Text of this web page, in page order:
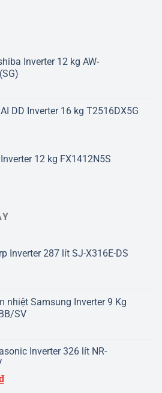
Inverter 12 kg AW-
DD Inverter 16 kg T2516DX5G
12 kg FX1412N5S
Inverter 287 lít SJ-X316E-DS
nhiệt Samsung Inverter 9 Kg
SV
Inverter 326 lít NR-